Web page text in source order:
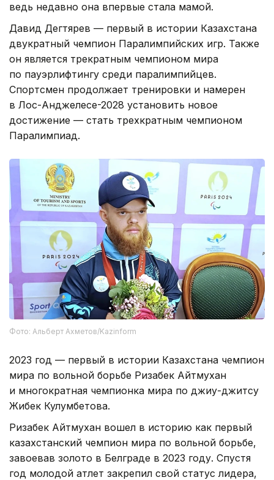
ведь недавно она впервые стала мамой.
Давид Дегтярев — первый в истории Казахстана
двукратный чемпион Паралимпийских игр. Также
он является трекратным чемпионом мира
по пауэрлифтингу среди паралимпийцев.
Спортсмен продолжает тренировки и намерен
в Лос-Анджелесе-2028 установить новое
достижение — стать трехкратным чемпионом
Паралимпиад.
Фото: Альберт Ахметов/Kazinform
2023 год — первый в истории Казахстана чемпион
мира по вольной борьбе Ризабек Айтмухан
и многократная чемпионка мира по джиу-джитсу
Жибек Кулумбетова.
Ризабек Айтмухан вошел в историю как первый
казахстанский чемпион мира по вольной борьбе,
завоевав золото в Белграде в 2023 году. Спустя
год молодой атлет закрепил свой статус лидера,